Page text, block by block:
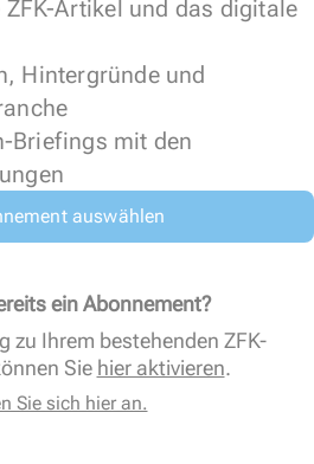
Artikel und das digitale
Hintergründe und
Briefings mit den
auswählen
ein Abonnement?
zu Ihrem bestehenden ZFK-
Sie hier aktivieren.
Sie sich hier an.